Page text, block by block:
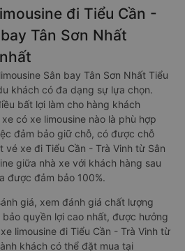
đi Tiểu Cần -
Tân Sơn Nhất
Sân bay Tân Sơn Nhất Tiểu
khách có đa dạng sự lựa chọn.
bất lợi làm cho hàng khách
có xe limousine nào là phù hợp
đảm bảo giữ chỗ, có được chỗ
vé xe đi Tiểu Cần - Trà Vinh từ Sân
giữa nhà xe với khách hàng sau
được đảm bảo 100%.
giá, xem đánh giá chất lượng
quyền lợi cao nhất, được hưởng
limousine đi Tiểu Cần - Trà Vinh từ
khách có thể đặt mua tại